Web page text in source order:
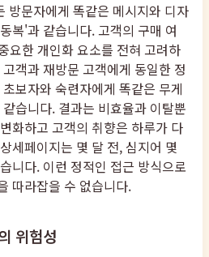
방문자에게 똑같은 메시지와 디자
복'과 같습니다. 고객의 구매 여
요한 개인화 요소를 전혀 고려하
객과 재방문 고객에게 동일한 정
보자와 숙련자에게 똑같은 무게
습니다. 결과는 비효율과 이탈뿐
화하고 고객의 취향은 하루가 다
세페이지는 몇 달 전, 심지어 몇
니다. 이런 정적인 접근 방식으로
따라잡을 수 없습니다.
위험성